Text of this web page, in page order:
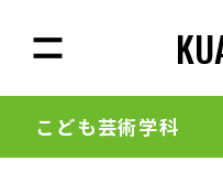
こども芸術学科